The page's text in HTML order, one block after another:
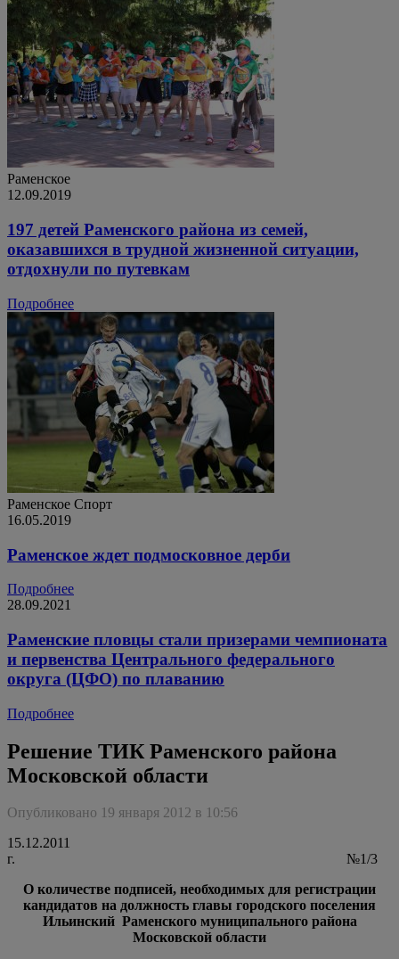
Раменское
12.09.2019
197 детей Раменского района из семей,
оказавшихся в трудной жизненной ситуации,
отдохнули по путевкам
Подробнее
Раменское Спорт
16.05.2019
Раменское ждет подмосковное дерби
Подробнее
28.09.2021
Раменские пловцы стали призерами чемпионата
и первенства Центрального федерального
округа (ЦФО) по плаванию
Подробнее
Решение ТИК Раменского района
Московской области
Опубликовано 19 января 2012 в 10:56
15.12.2011
г. №1/3
О количестве подписей, необходимых для регистрации
кандидатов на должность главы городского поселения
Ильинский Раменского муниципального района
Московской области